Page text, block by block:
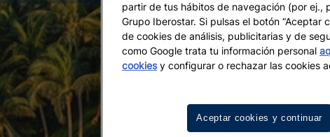
partir de tus hábitos de navegación (por ej.,
Grupo Iberostar. Si pulsas el botón “Aceptar
de cookies de análisis, publicitarias y de
como Google trata tu información personal
cookiesy configurar o rechazar las cookies
Aceptar cookies y continuar